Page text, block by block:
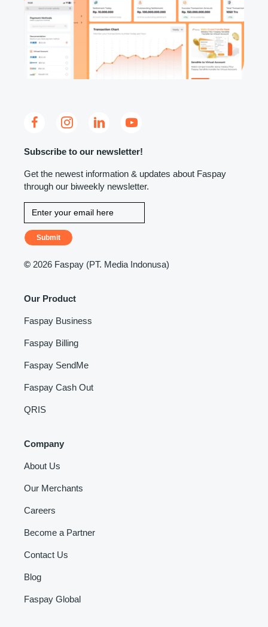
Subscribe to our newsletter!
Get the newest information & updates about Faspay
through our biweekly newsletter.
Submit
© 2026 Faspay (PT. Media Indonusa)
Our Product
Faspay Business
Faspay Billing
Faspay SendMe
Faspay Cash Out
QRIS
Company
About Us
Our Merchants
Careers
Become a Partner
Contact Us
Blog
Faspay Global